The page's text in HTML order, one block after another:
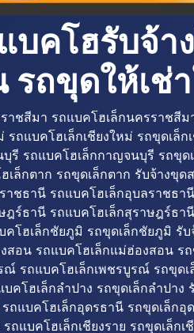
บคโฮรับจ้า
รถขุดให้เช่
าชสีมา รถแบคโฮเล็กนครราช
รถแบคโฮเล็กเชียงใหม่ รถขุดเล็
รี รถแบคโฮเล็กกาญจนบุรี รถขุ
เล็กตาก รถขุดเล็กตาก รับจ้างขุด
าชธานี รถแบคโฮเล็กอุบลราชธ
ฎร์ธานี รถแบคโฮเล็กสุราษฎร์ธ
โฮเล็กชัยภูมิ รถขุดเล็กชัยภูมิ รั
สอน รถแบคโฮเล็กแม่ฮ่องสอน
ณ์ รถแบคโฮเล็กเพชรบูรณ์ รถขุ
คโฮเล็กลำปาง รถขุดเล็กลำปาง
ถแบคโฮเล็กอุดรธานี รถขุดเล็ก
ถแบคโฮเล็กเชียงราย รถขุดเล็ก